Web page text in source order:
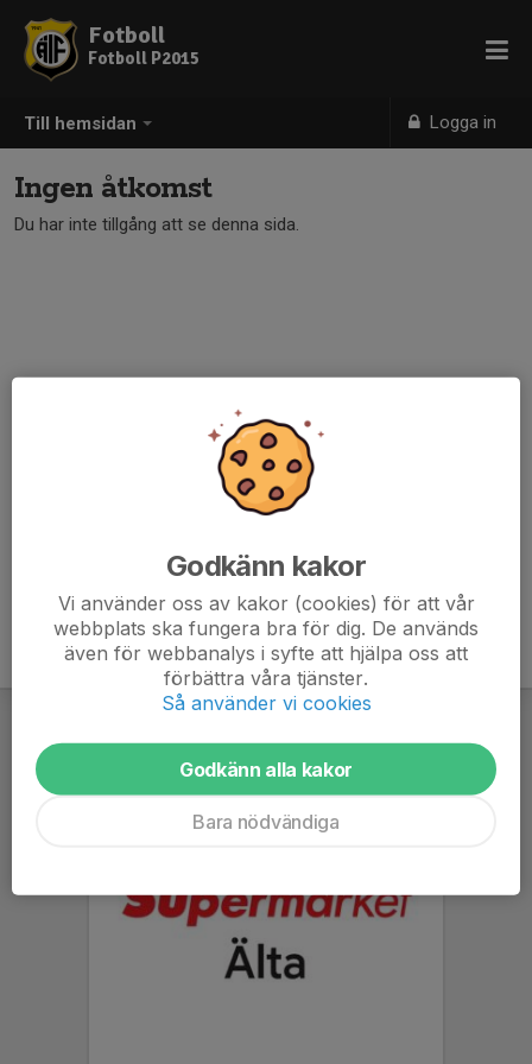
Till hemsidan Logga in
Fotboll
Fotboll P2015
Ingen åtkomst
Du har inte tillgång att se denna sida.
Godkänn kakor
Vi använder oss av kakor (cookies) för att vår
webbplats ska fungera bra för dig. De används
även för webbanalys i syfte att hjälpa oss att
förbättra våra tjänster.
Så använder vi cookies
Godkänn alla kakor
Bara nödvändiga